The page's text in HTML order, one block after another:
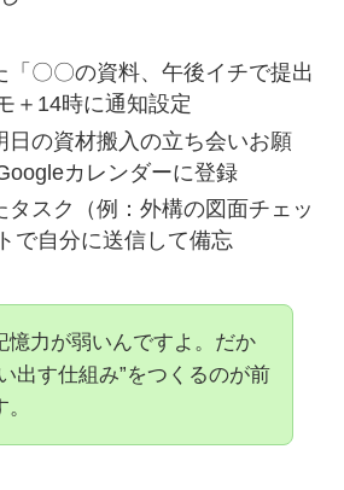
「〇〇の資料、午後イチで提出
＋14時に通知設定
日の資材搬入の立ち会いお願
カレンダーに登録
タスク（例：外構の図面チェッ
で自分に送信して備忘
憶力が弱いんですよ。だか
出す仕組み”をつくるのが前